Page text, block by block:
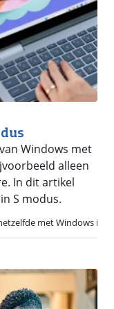
Windows met
alleen
In dit artikel
S modus.
met Windows in S